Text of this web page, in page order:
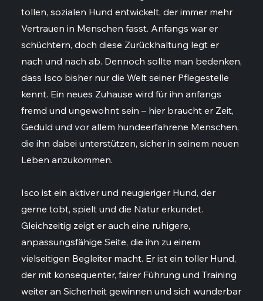
tollen, sozialen Hund entwickelt, der immer mehr
Vertrauen in Menschen fasst. Anfangs war er
schüchtern, doch diese Zurückhaltung legt er
nach und nach ab. Dennoch sollte man bedenken,
dass Isco bisher nur die Welt seiner Pflegestelle
kennt. Ein neues Zuhause wird für ihn anfangs
fremd und ungewohnt sein – hier braucht er Zeit,
Geduld und vor allem hundeerfahrene Menschen,
die ihn dabei unterstützen, sicher in seinem neuen
Leben anzukommen.
Isco ist ein aktiver und neugieriger Hund, der
gerne tobt, spielt und die Natur erkundet.
Gleichzeitig zeigt er auch eine ruhigere,
anpassungsfähige Seite, die ihn zu einem
vielseitigen Begleiter macht. Er ist ein toller Hund,
der mit konsequenter, fairer Führung und Training
weiter an Sicherheit gewinnen und sich wunderbar